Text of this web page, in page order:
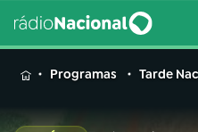
MENUProgramas Tarde